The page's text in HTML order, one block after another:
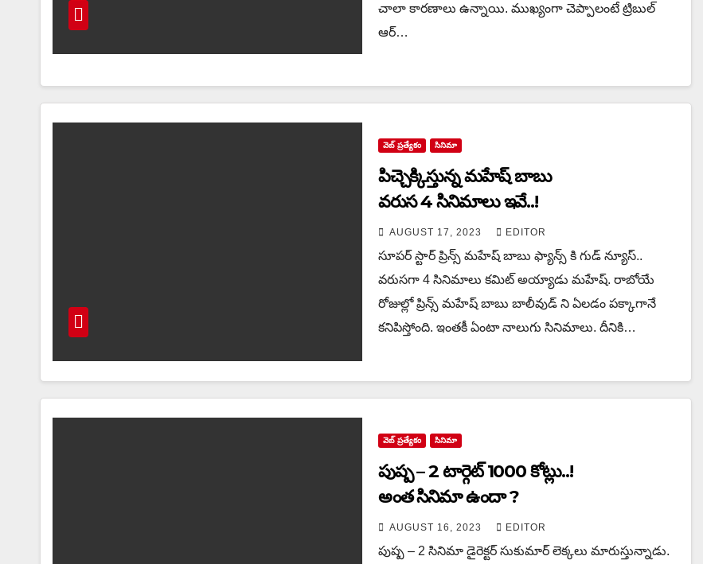
చాలా కారణాలు ఉన్నాయి. ముఖ్యంగా చెప్పాలంటే ట్రిబుల్
ఆర్…
వెబ్ ప్రత్యేకం సినిమా
పిచ్చెక్కిస్తున్న మహేష్ బాబు
వరుస 4 సినిమాలు ఇవే..!
AUGUST 17, 2023 EDITOR
సూపర్ స్టార్ ప్రిన్స్ మహేష్ బాబు ఫ్యాన్స్ కి గుడ్ న్యూస్..
వరుసగా 4 సినిమాలు కమిట్ అయ్యాడు మహేష్. రాబోయే
రోజుల్లో ప్రిన్స్ మహేష్ బాబు బాలీవుడ్ ని ఏలడం పక్కాగానే
కనిపిస్తోంది. ఇంతకీ ఏంటా నాలుగు సినిమాలు. దీనికి…
వెబ్ ప్రత్యేకం సినిమా
పుష్ప – 2 టార్గెట్ 1000 కోట్లు..!
అంత సినిమా ఉందా ?
AUGUST 16, 2023 EDITOR
పుష్ప – 2 సినిమా డైరెక్టర్ సుకుమార్ లెక్కలు మారుస్తున్నాడు.